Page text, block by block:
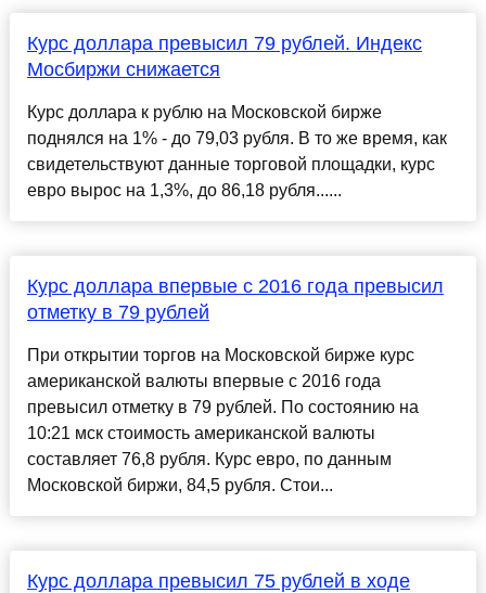
Курс доллара превысил 79 рублей. Индекс
Мосбиржи снижается
Курс доллара к рублю на Московской бирже
поднялся на 1% - до 79,03 рубля. В то же время, как
свидетельствуют данные торговой площадки, курс
евро вырос на 1,3%, до 86,18 рубля......
Курс доллара впервые с 2016 года превысил
отметку в 79 рублей
При открытии торгов на Московской бирже курс
американской валюты впервые с 2016 года
превысил отметку в 79 рублей. По состоянию на
10:21 мск стоимость американской валюты
составляет 76,8 рубля. Курс евро, по данным
Московской биржи, 84,5 рубля. Стои...
Курс доллара превысил 75 рублей в ходе